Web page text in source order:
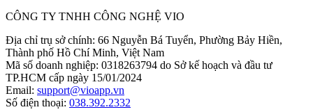
CÔNG TY TNHH CÔNG NGHỆ VIO
Địa chỉ trụ sở chính: 66 Nguyễn Bá Tuyển, Phường Bảy Hiền,
Thành phố Hồ Chí Minh, Việt Nam
Mã số doanh nghiệp: 0318263794 do Sở kế hoạch và đầu tư
TP.HCM cấp ngày 15/01/2024
Email: support@vioapp.vn
Số điện thoại: 038.392.2332